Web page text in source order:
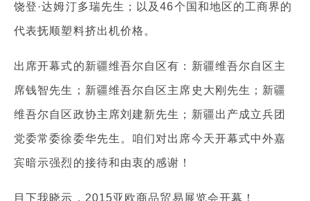
饶登·达姆汀多瑞先生；以及46个国和地区的工商界的
代表抚顺塑料挤出机价格。
出席开幕式的新疆维吾尔自区有：新疆维吾尔自区主
席钱智先生；新疆维吾尔自区主席史大刚先生；新疆
维吾尔自区政协主席刘建新先生；新疆出产成立兵团
党委常委徐委华先生。咱们对出席今天开幕式中外嘉
宾暗示强烈的接待和由衷的感谢！
目下我晓示，2015亚欧商品贸易展览会开幕！